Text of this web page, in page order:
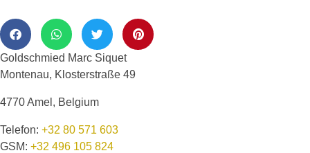
Goldschmied Marc Siquet
Montenau, Klosterstraße 49
4770 Amel, Belgium
Telefon: +32 80 571 603
GSM: +32 496 105 824